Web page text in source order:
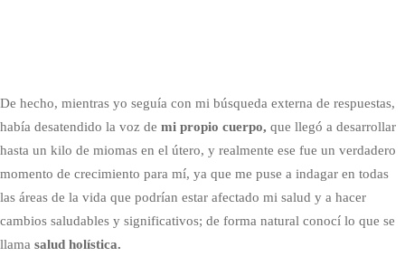
De hecho, mientras yo seguía con mi búsqueda externa de respuestas,
había desatendido la voz de mi propio cuerpo, que llegó a desarrollar
hasta un kilo de miomas en el útero, y realmente ese fue un verdadero
momento de crecimiento para mí, ya que me puse a indagar en todas
las áreas de la vida que podrían estar afectado mi salud y a hacer
cambios saludables y significativos; de forma natural conocí lo que se
llama salud holística.